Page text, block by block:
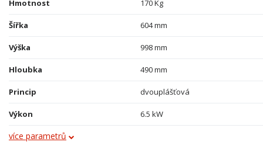
Hmotnost 170 Kg
Šířka 604 mm
Výška 998 mm
Hloubka 490 mm
Princip dvouplášťová
Výkon 6.5 kW
Obklad
více parametrů